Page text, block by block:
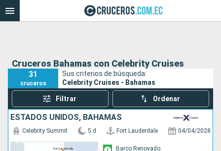
Cruceros Bahamas con Celebrity Cruises
31
cruceros
Sus criterios de búsqueda:
Celebrity Cruises - Bahamas
Filtrar Ordenar
ESTADOS UNIDOS, BAHAMAS
Celebrity Summit 5 d Fort Lauderdale 04/04/2028
Barco Renovado